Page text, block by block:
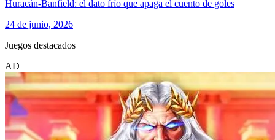
Huracán-Banfield: el dato frío que apaga el cuento de goles
24 de junio, 2026
Juegos destacados
AD